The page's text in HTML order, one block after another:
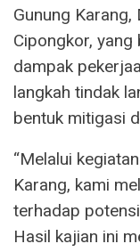
Gunung
Cipongkor,
dampak
langkah tindak
bentuk mitigasi
“Melalui
Karang, kami
terhadap
Hasil kajian ini